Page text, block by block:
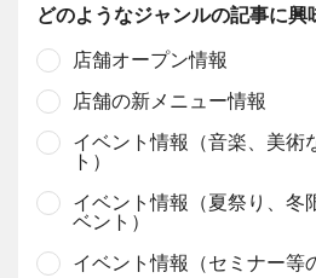
どのようなジャンルの記事に興
店舗オープン情報
店舗の新メニュー情報
イベント情報（音楽、美術
ト）
イベント情報（夏祭り、冬
ベント）
イベント情報（セミナー等